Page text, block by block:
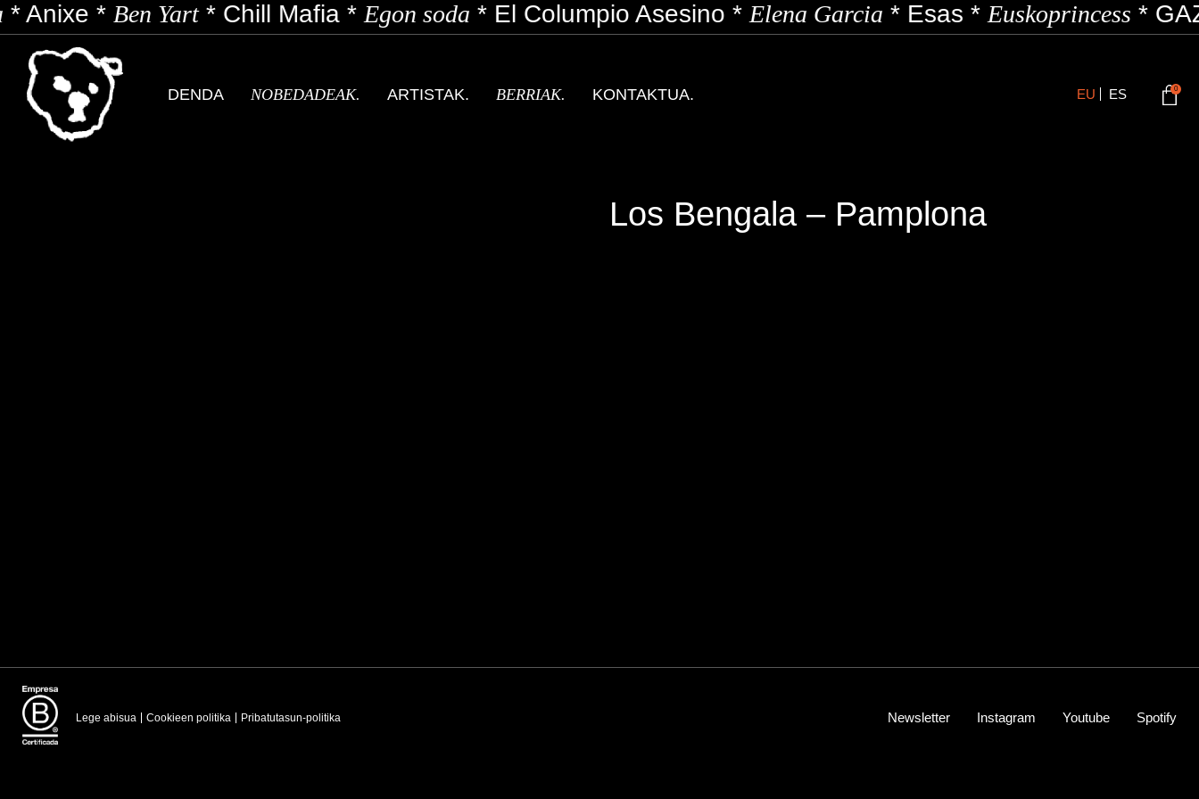
Anixe*Ben Yart*Chill Mafia*Egon soda*El Columpio Asesino*Elena Garcia*Esas*Euskoprincess*
DENDA NOBEDADEAK. ARTISTAK. BERRIAK. KONTAKTUA. EU ES 0
Los Bengala – Pamplona
Lege abisua Cookieen politika Pribatutasun-politika Newsletter Instagram Youtube Spotify